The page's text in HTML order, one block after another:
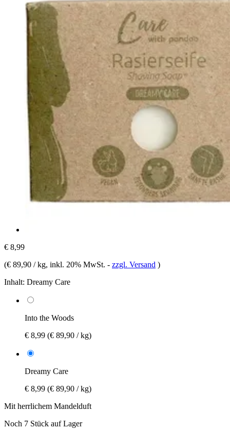
€ 8,99
(€ 89,90 / kg, inkl. 20% MwSt. - zzgl. Versand )
Inhalt: Dreamy Care
Into the Woods
€ 8,99 (€ 89,90 / kg)
Dreamy Care
€ 8,99 (€ 89,90 / kg)
Mit herrlichem Mandelduft
Noch 7 Stück auf Lager